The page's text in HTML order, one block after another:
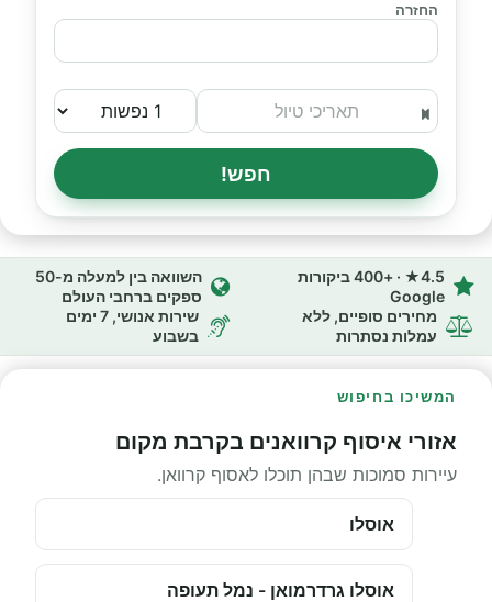
החזרה
חפש!
4.5★ · +400 ביקורות
Google
השוואה בין למעלה מ-50
ספקים ברחבי העולם
מחירים סופיים, ללא
עמלות נסתרות
שירות אנושי, 7 ימים
בשבוע
המשיכו בחיפוש
אזורי איסוף קרוואנים בקרבת מקום
עיירות סמוכות שבהן תוכלו לאסוף קרוואן.
אוסלו
אוסלו גרדרמואן - נמל תעופה